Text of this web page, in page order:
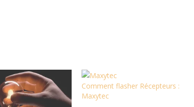
Comment flasher Récepteurs :
Maxytec